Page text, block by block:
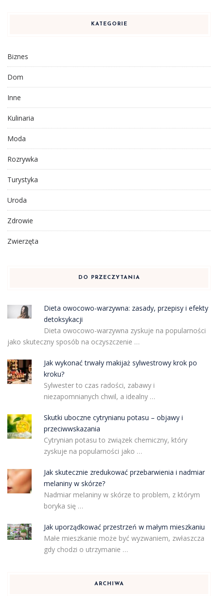
KATEGORIE
Biznes
Dom
Inne
Kulinaria
Moda
Rozrywka
Turystyka
Uroda
Zdrowie
Zwierzęta
DO PRZECZYTANIA
Dieta owocowo-warzywna: zasady, przepisy i efekty
detoksykacji
Dieta owocowo-warzywna zyskuje na popularności
jako skuteczny sposób na oczyszczenie …
Jak wykonać trwały makijaż sylwestrowy krok po
kroku?
Sylwester to czas radości, zabawy i
niezapomnianych chwil, a idealny …
Skutki uboczne cytrynianu potasu – objawy i
przeciwwskazania
Cytrynian potasu to związek chemiczny, który
zyskuje na popularności jako …
Jak skutecznie zredukować przebarwienia i nadmiar
melaniny w skórze?
Nadmiar melaniny w skórze to problem, z którym
boryka się …
Jak uporządkować przestrzeń w małym mieszkaniu
Małe mieszkanie może być wyzwaniem, zwłaszcza
gdy chodzi o utrzymanie …
ARCHIWA